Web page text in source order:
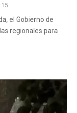
el Gobierno de
regionales para